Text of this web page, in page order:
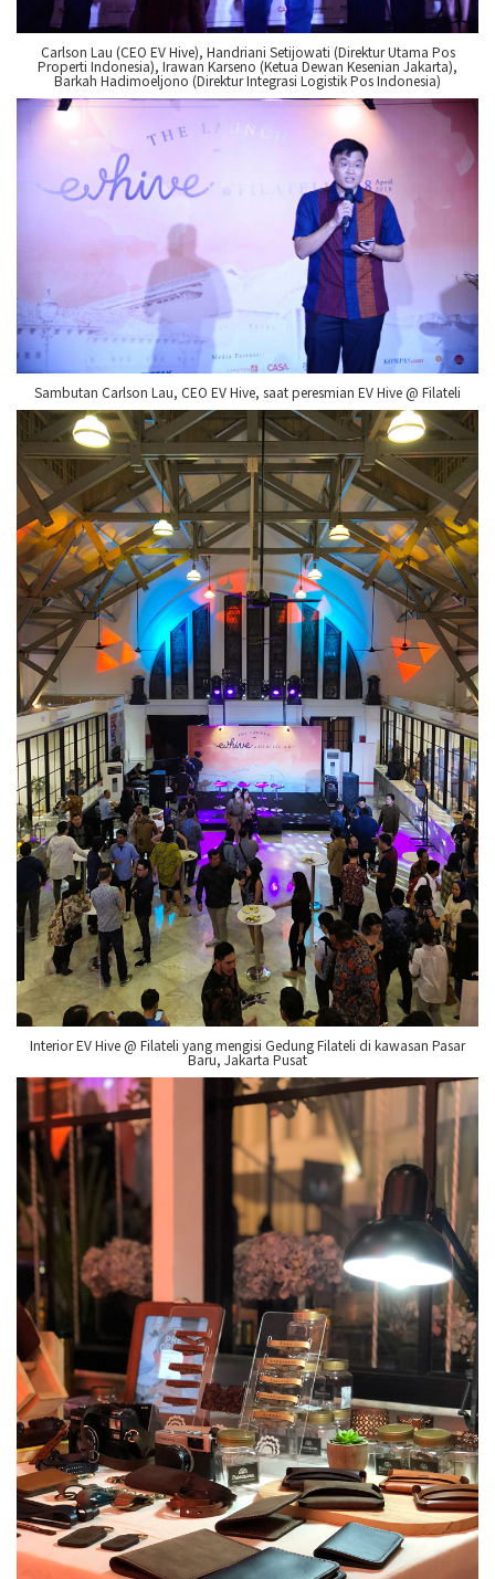
Carlson Lau (CEO EV Hive), Handriani Setijowati (Direktur Utama Pos
Properti Indonesia), Irawan Karseno (Ketua Dewan Kesenian Jakarta),
Barkah Hadimoeljono (Direktur Integrasi Logistik Pos Indonesia)
Sambutan Carlson Lau, CEO EV Hive, saat peresmian EV Hive @ Filateli
Interior EV Hive @ Filateli yang mengisi Gedung Filateli di kawasan Pasar
Baru, Jakarta Pusat